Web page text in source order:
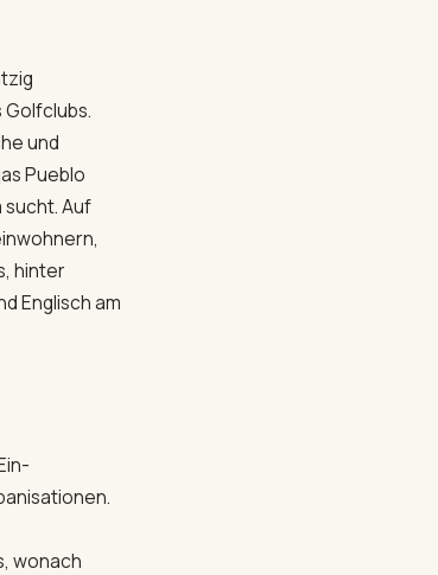
Golfclubs.
und
Pueblo
sucht. Auf
hinter
Englisch am
wonach